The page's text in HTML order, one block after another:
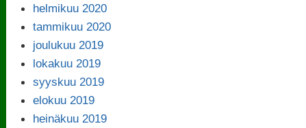
helmikuu 2020
tammikuu 2020
joulukuu 2019
lokakuu 2019
syyskuu 2019
elokuu 2019
heinäkuu 2019